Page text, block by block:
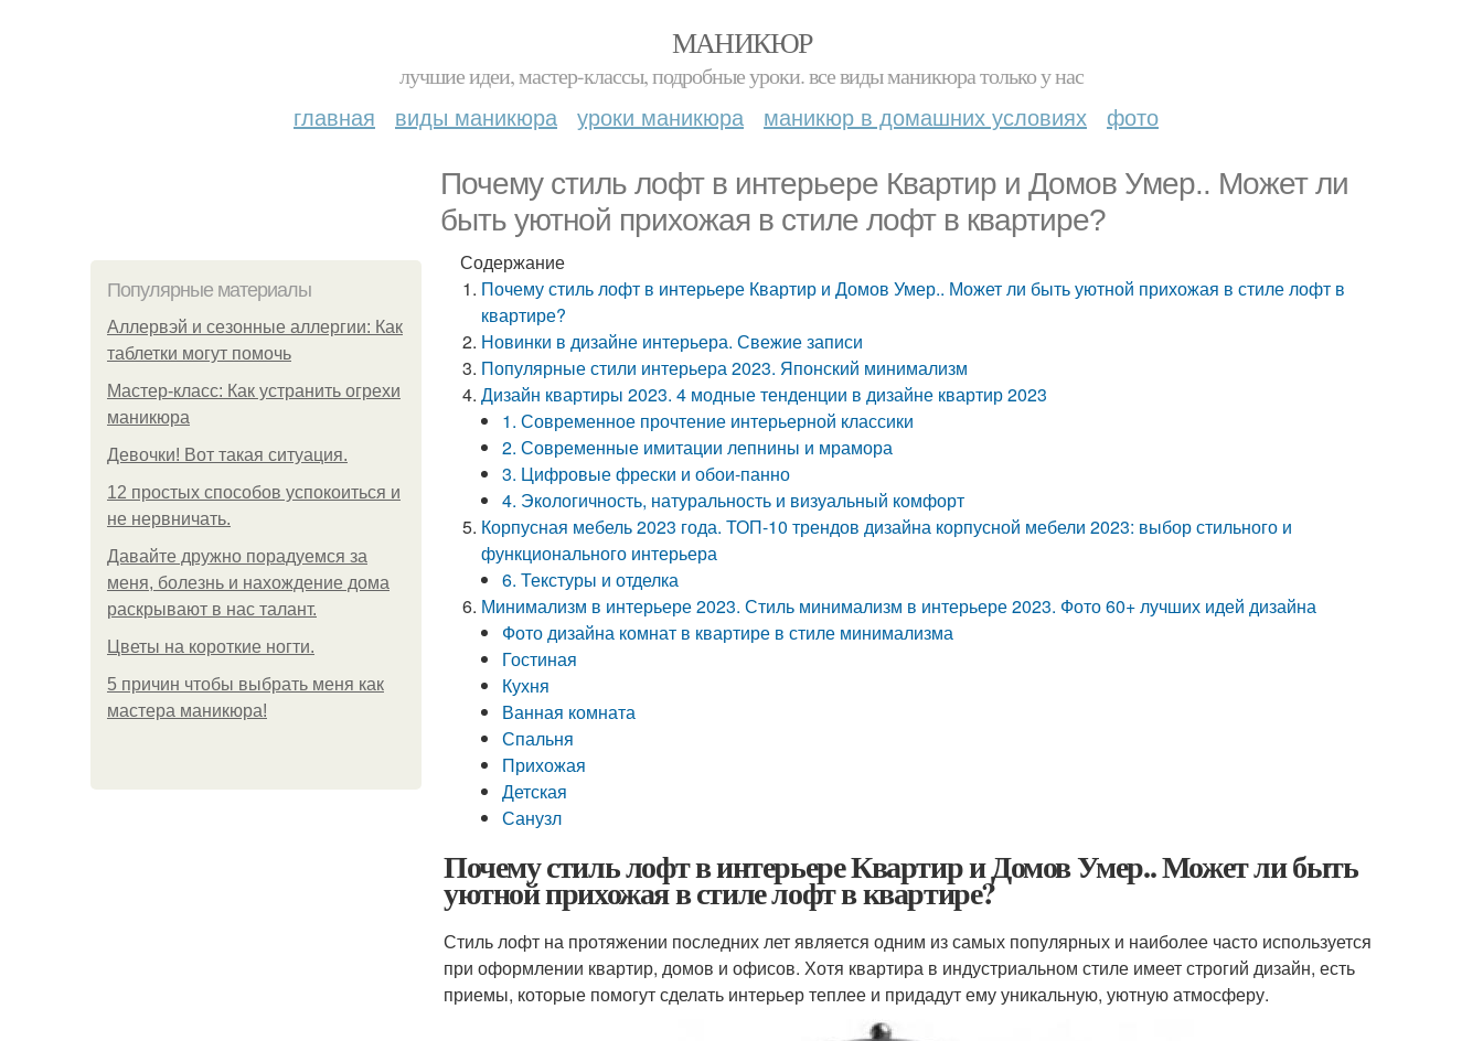
МАНИКЮР
лучшие идеи, мастер-классы, подробные уроки. все виды маникюра только у нас
главная виды маникюра уроки маникюра маникюр в домашних условиях фото
Почему стиль лофт в интерьере Квартир и Домов Умер.. Может ли
быть уютной прихожая в стиле лофт в квартире?
Популярные материалы
Аллервэй и сезонные аллергии: Как
таблетки могут помочь
Мастер-класс: Как устранить огрехи
маникюра
Девочки! Вот такая ситуация.
12 простых способов успокоиться и
не нервничать.
Давайте дружно порадуемся за
меня, болезнь и нахождение дома
раскрывают в нас талант.
Цветы на короткие ногти.
5 причин чтобы выбрать меня как
мастера маникюра!
Содержание
Почему стиль лофт в интерьере Квартир и Домов Умер.. Может ли быть уютной прихожая в стиле лофт в
квартире?
Новинки в дизайне интерьера. Свежие записи
Популярные стили интерьера 2023. Японский минимализм
Дизайн квартиры 2023. 4 модные тенденции в дизайне квартир 2023
1. Современное прочтение интерьерной классики
2. Современные имитации лепнины и мрамора
3. Цифровые фрески и обои-панно
4. Экологичность, натуральность и визуальный комфорт
Корпусная мебель 2023 года. ТОП-10 трендов дизайна корпусной мебели 2023: выбор стильного и
функционального интерьера
6. Текстуры и отделка
Минимализм в интерьере 2023. Стиль минимализм в интерьере 2023. Фото 60+ лучших идей дизайна
Фото дизайна комнат в квартире в стиле минимализма
Гостиная
Кухня
Ванная комната
Спальня
Прихожая
Детская
Санузл
Почему стиль лофт в интерьере Квартир и Домов Умер.. Может ли быть
уютной прихожая в стиле лофт в квартире?
Стиль лофт на протяжении последних лет является одним из самых популярных и наиболее часто используется
при оформлении квартир, домов и офисов. Хотя квартира в индустриальном стиле имеет строгий дизайн, есть
приемы, которые помогут сделать интерьер теплее и придадут ему уникальную, уютную атмосферу.